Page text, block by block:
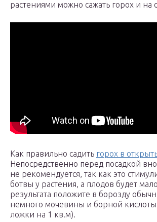
растениями можно сажать горох и на
Как правильно садить горох в
Непосредственно перед посадкой
не рекомендуется, так как это
ботвы у растения, а плодов будет
результата положите в борозду
немного мочевины и борной
ложки на 1 кв.м).